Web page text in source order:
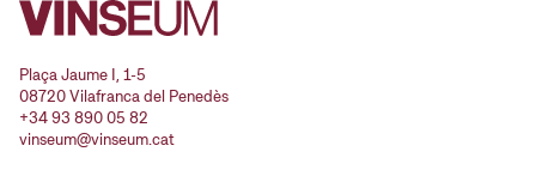
Plaça Jaume I, 1-5
08720 Vilafranca del Penedès
+34 93 890 05 82
vinseum@vinseum.cat